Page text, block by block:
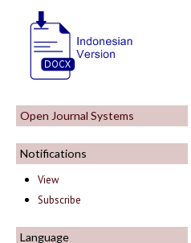
Open Journal Systems
Notifications
View
Subscribe
Language